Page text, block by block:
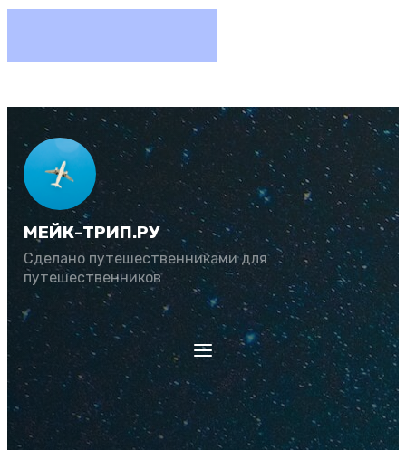
МЕЙК-ТРИП.РУ
Сделано путешественниками для
путешественников